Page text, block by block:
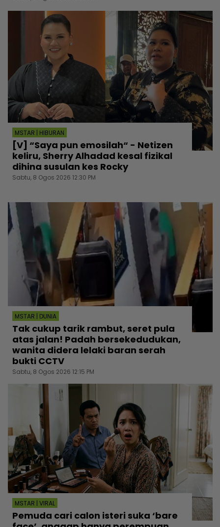
MSTAR | HIBURAN
[V] “Saya pun emosilah“ - Netizen
keliru, Sherry Alhadad kesal fizikal
dihina susulan kes Rocky
Sabtu, 8 Ogos 2026 12:30 PM
MSTAR | DUNIA
Tak cukup tarik rambut, seret pula
atas jalan! Padah bersekedudukan,
wanita didera lelaki baran serah
bukti CCTV
Sabtu, 8 Ogos 2026 12:15 PM
MSTAR | VIRAL
Pemuda cari calon isteri suka ‘bare